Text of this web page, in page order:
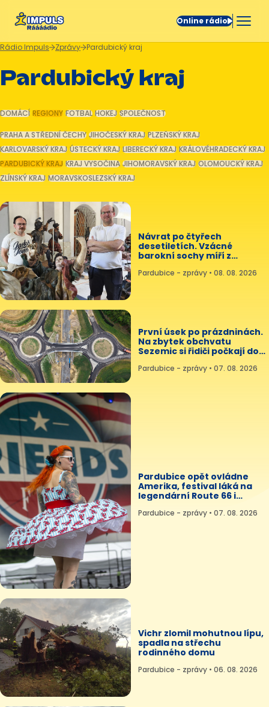
Online rádio
Rádio Impuls Zprávy Pardubický kraj
Pardubický kraj
DOMÁCÍ REGIONY FOTBAL HOKEJ SPOLEČNOST
PRAHA A STŘEDNÍ ČECHY JIHOČESKÝ KRAJ PLZEŇSKÝ KRAJ
KARLOVARSKÝ KRAJ ÚSTECKÝ KRAJ LIBERECKÝ KRAJ KRÁLOVÉHRADECKÝ KRAJ
PARDUBICKÝ KRAJ KRAJ VYSOČINA JIHOMORAVSKÝ KRAJ OLOMOUCKÝ KRAJ
ZLÍNSKÝ KRAJ MORAVSKOSLEZSKÝ KRAJ
Návrat po čtyřech
desetiletích. Vzácné
barokní sochy míří z
Pardubice - zprávy • 08. 08. 2026
První úsek po prázdninách.
Na zbytek obchvatu
Sezemic si řidiči počkají do
Pardubice - zprávy • 07. 08. 2026
Pardubice opět ovládne
Amerika, festival láká na
legendární Route 66 i
Pardubice - zprávy • 07. 08. 2026
Vichr zlomil mohutnou lípu,
spadla na střechu
rodinného domu
Pardubice - zprávy • 06. 08. 2026